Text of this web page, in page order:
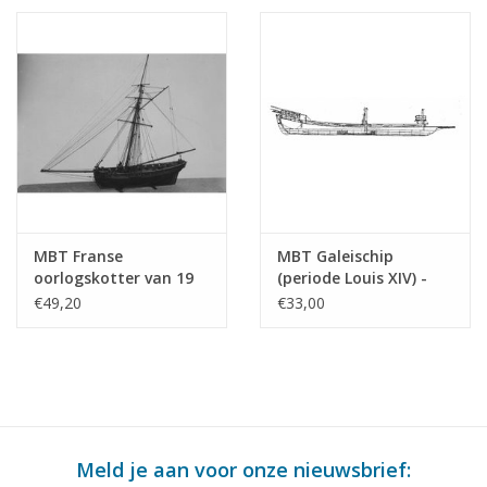
MBT Franse
oorlogskotter van 19
stukken(begin 19e
€49,20
MBT Galeischip
(periode Louis XIV) -
Bouwtekening Schaal 1
€33,00
Meld je aan voor onze nieuwsbrief: